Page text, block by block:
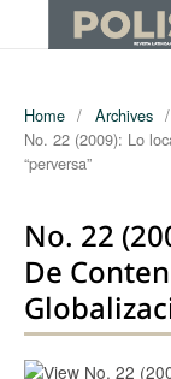
Home / Archives /
No. 22 (2009): Lo
“perversa”
No. 22
De